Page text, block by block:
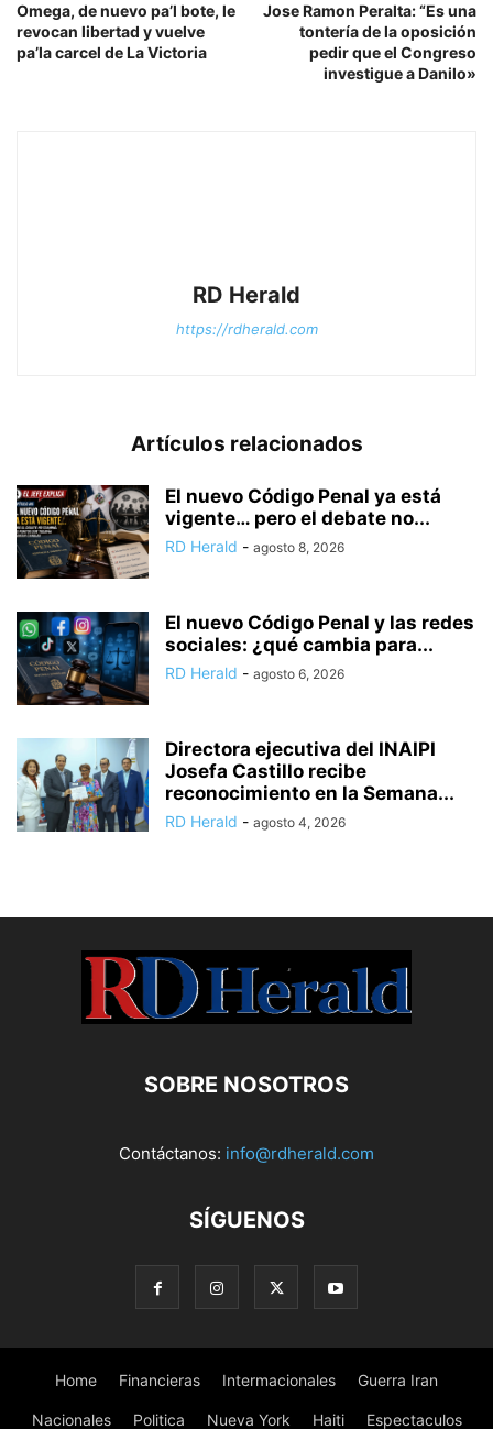
Omega, de nuevo pa’l bote, le
revocan libertad y vuelve
pa’la carcel de La Victoria
Jose Ramon Peralta: “Es una
tontería de la oposición
pedir que el Congreso
investigue a Danilo»
RD Herald
https://rdherald.com
Artículos relacionados
El nuevo Código Penal ya está
vigente… pero el debate no...
RD Herald - agosto 8, 2026
El nuevo Código Penal y las redes
sociales: ¿qué cambia para...
RD Herald - agosto 6, 2026
Directora ejecutiva del INAIPI
Josefa Castillo recibe
reconocimiento en la Semana...
RD Herald - agosto 4, 2026
SOBRE NOSOTROS
Contáctanos: info@rdherald.com
SÍGUENOS
Home Financieras Intermacionales Guerra Iran
Nacionales Politica Nueva York Haiti Espectaculos